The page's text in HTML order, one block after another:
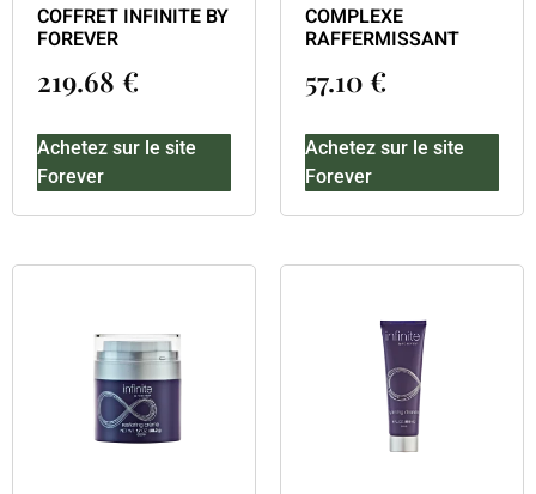
COFFRET INFINITE BY
FOREVER
219.68 €
Achetez sur le site
Forever
COMPLEXE
RAFFERMISSANT
57.10€
Achetez sur le site
Forever